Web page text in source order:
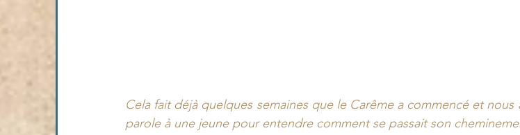
Cela fait déjà quelques semaines que le Carême a commencé et nous
parole à une jeune pour entendre comment se passait son